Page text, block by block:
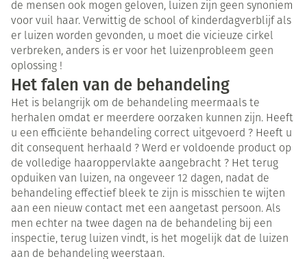
de mensen ook mogen geloven, luizen zijn geen synoniem
voor vuil haar. Verwittig de school of kinderdagverblijf als
er luizen worden gevonden, u moet die vicieuze cirkel
verbreken, anders is er voor het luizenprobleem geen
oplossing !
Het falen van de behandeling
Het is belangrijk om de behandeling meermaals te
herhalen omdat er meerdere oorzaken kunnen zijn. Heeft
u een efficiënte behandeling correct uitgevoerd ? Heeft u
dit consequent herhaald ? Werd er voldoende product op
de volledige haaroppervlakte aangebracht ? Het terug
opduiken van luizen, na ongeveer 12 dagen, nadat de
behandeling effectief bleek te zijn is misschien te wijten
aan een nieuw contact met een aangetast persoon. Als
men echter na twee dagen na de behandeling bij een
inspectie, terug luizen vindt, is het mogelijk dat de luizen
aan de behandeling weerstaan.